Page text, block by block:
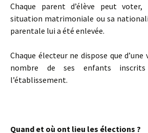
Chaque parent d’élève peut
situation matrimoniale ou sa
parentale lui a été enlevée.
Chaque électeur ne dispose que
nombre de ses enfants
l’établissement.
Quand et où ont lieu les élections ?